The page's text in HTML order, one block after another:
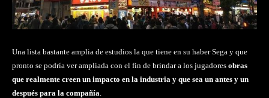
Una lista bastante amplia de estudios la que tiene en su haber Sega y que
pronto se podría ver ampliada con el fin de brindar a los jugadores obras
que realmente creen un impacto en la industria y que sea un antes y un
después para la compañía.